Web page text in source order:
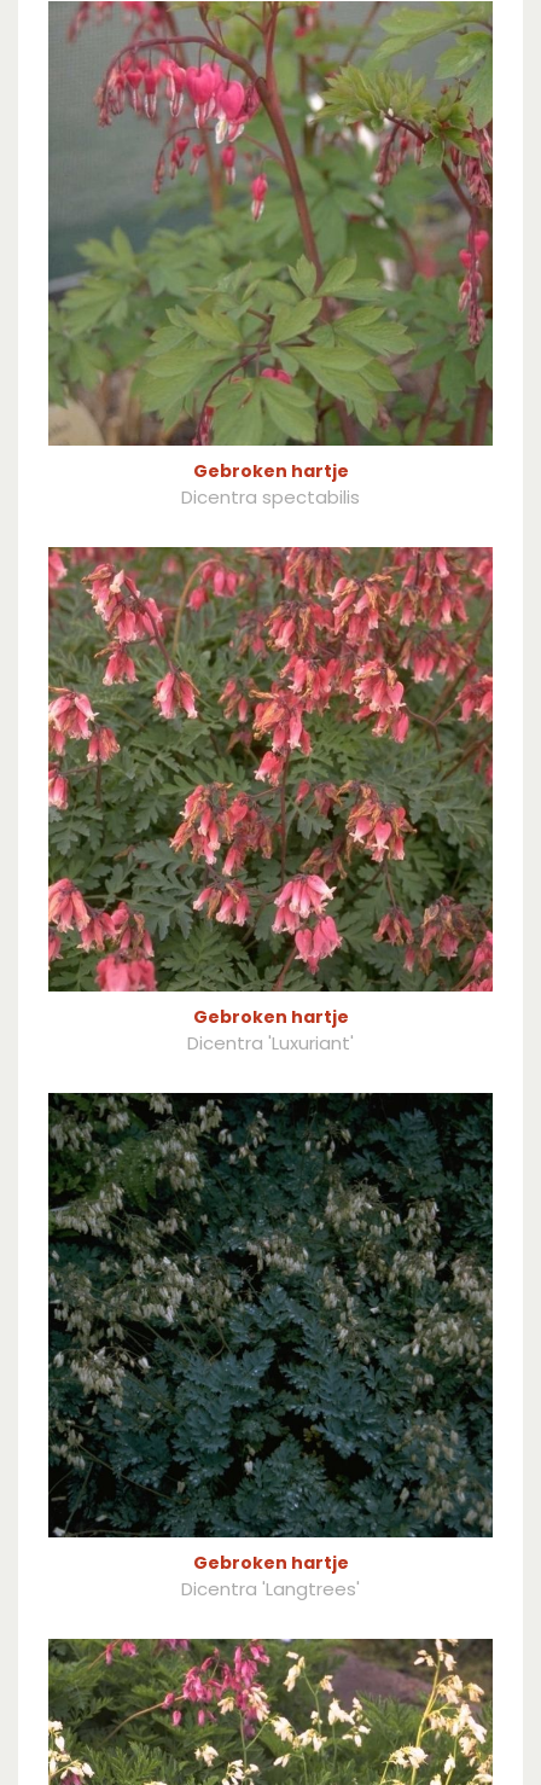
Gebroken hartje
Dicentra spectabilis
Gebroken hartje
Dicentra 'Luxuriant'
Gebroken hartje
Dicentra 'Langtrees'